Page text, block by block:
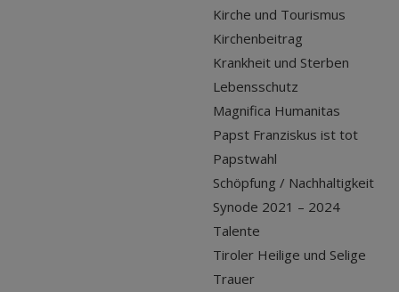
Kirche und Tourismus
Kirchenbeitrag
Krankheit und Sterben
Lebensschutz
Magnifica Humanitas
Papst Franziskus ist tot
Papstwahl
Schöpfung / Nachhaltigkeit
Synode 2021 – 2024
Talente
Tiroler Heilige und Selige
Trauer